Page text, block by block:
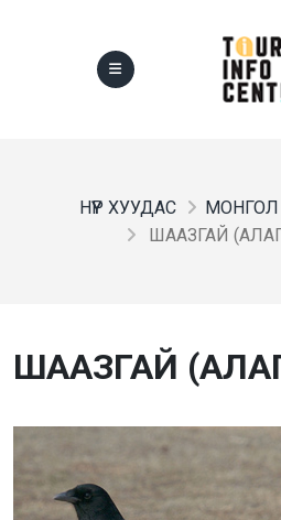
НҮҮР ХУУДАС
ШААЗГАЙ
ШААЗГАЙ